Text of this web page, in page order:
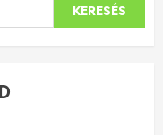
KERESÉS